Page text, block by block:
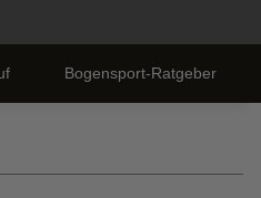
Bogensport-Ratgeber